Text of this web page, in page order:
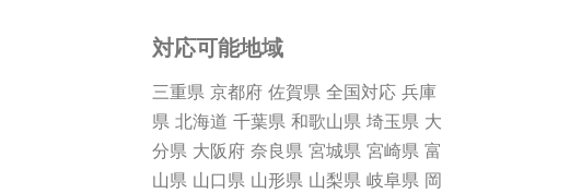
対応可能地域
三重県 京都府 佐賀県 全国対応 兵庫
県 北海道 千葉県 和歌山県 埼玉県 大
分県 大阪府 奈良県 宮城県 宮崎県 富
山県 山口県 山形県 山梨県 岐阜県 岡